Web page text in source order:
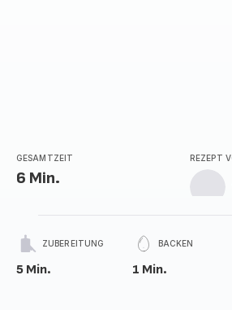
GESAMTZEIT
6 Min.
REZEPT
ZUBEREITUNG
5 Min.
BACKEN
1 Min.